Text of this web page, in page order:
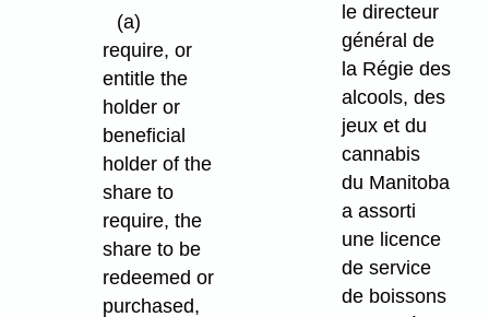
(a)
require, or
entitle the
holder or
beneficial
holder of the
share to
require, the
share to be
redeemed or
purchased,
le directeur
général de
la Régie des
alcools, des
jeux et du
cannabis
du Manitoba
a assorti
une licence
de service
de boissons